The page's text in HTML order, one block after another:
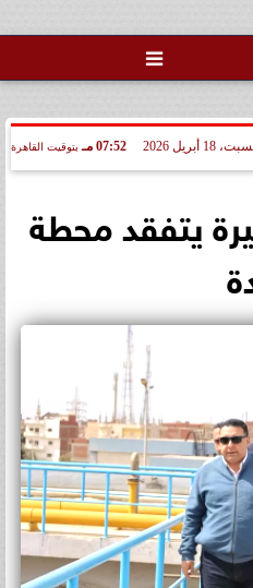

18 أبريل 2026 07:52 مـ بتوقيت القاهرة
يتفقد محطة